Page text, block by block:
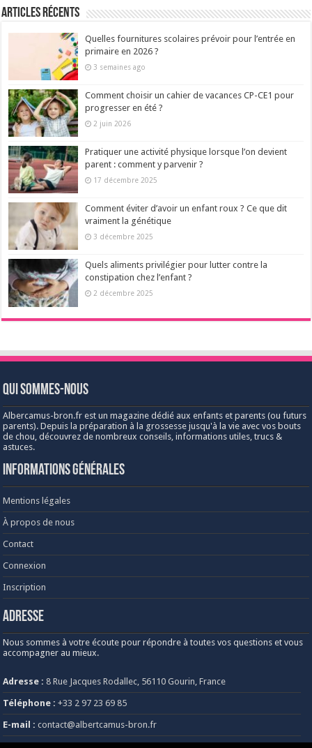
Articles récents
Quelles fournitures scolaires prévoir pour l’entrée en
primaire en 2026 ?
3 semaines ago
Comment choisir un cahier de vacances CP-CE1 pour
progresser en été ?
2 juin 2026
Pratiquer une activité physique lorsque l’on devient
parent : comment y parvenir ?
17 décembre 2025
Comment éviter d’avoir un enfant roux ? Ce que dit
vraiment la génétique
3 décembre 2025
Quels aliments privilégier pour lutter contre la
constipation chez l’enfant ?
2 décembre 2025
Qui sommes-nous
Albercamus-bron.fr est un magazine dédié aux enfants et parents (ou futurs
parents). Depuis la préparation à la grossesse jusqu'à la vie avec vos bouts
de chou, découvrez de nombreux conseils, informations utiles, trucs &
astuces.
Informations générales
Mentions légales
À propos de nous
Contact
Connexion
Inscription
Adresse
Nous sommes à votre écoute pour répondre à toutes vos questions et vous
accompagner au mieux.
Adresse : 8 Rue Jacques Rodallec, 56110 Gourin, France
Téléphone : +33 2 97 23 69 85
E-mail : contact@albertcamus-bron.fr